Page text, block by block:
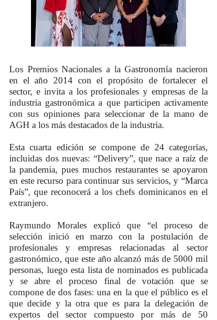
Los Premios Nacionales a la Gastronomía nacieron
en el año 2014 con el propósito de fortalecer el
sector, e invita a los profesionales y empresas de la
industria gastronómica a que participen activamente
con sus opiniones para seleccionar de la mano de
AGH a los más destacados de la industria.
Esta cuarta edición se compone de 24 categorías,
incluidas dos nuevas: “Delivery”, que nace a raíz de
la pandemia, pues muchos restaurantes se apoyaron
en este recurso para continuar sus servicios, y “Marca
País”, que reconocerá a los chefs dominicanos en el
extranjero.
Raymundo Morales explicó que “el proceso de
selección inició en marzo con la postulación de
profesionales y empresas relacionadas al sector
gastronómico, que este año alcanzó más de 5000 mil
personas, luego esta lista de nominados es publicada
y se abre el proceso final de votación que se
compone de dos fases: una en la que el público es el
que decide y la otra que es para la delegación de
expertos del sector compuesto por más de 50